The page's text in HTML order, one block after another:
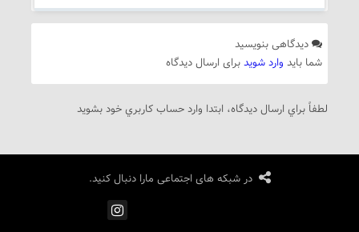
دیدگاهی بنویسید
شما باید وارد شویدبرای ارسال دیدگاه
لطفاً براي ارسال دیدگاه، ابتدا وارد حساب كاربري خود بشويد
در شبکه های اجتماعی مارا دنبال کنید.